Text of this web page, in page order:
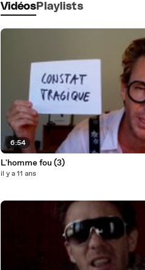
Vidéos Playlists
6:54
L'homme fou (3)
il y a 11 ans